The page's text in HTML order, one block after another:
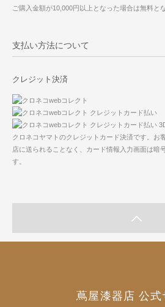
ご購入金額が10,000円以上となった場合は無料と
支払い方法について
クレジット決済
クロネコヤマトのクレジットカード決済です。お
店に送られることなく、カード情報入力画面は暗
す。
蔦屋漆器店 公式